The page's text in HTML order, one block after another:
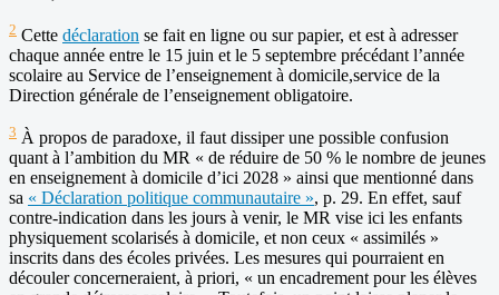
2 Cette déclaration se fait en ligne ou sur papier, et est à adresser
chaque année entre le 15 juin et le 5 septembre précédant l’année
scolaire au Service de l’enseignement à domicile,service de la
Direction générale de l’enseignement obligatoire.
3 À propos de paradoxe, il faut dissiper une possible confusion
quant à l’ambition du MR « de réduire de 50 % le nombre de jeunes
en enseignement à domicile d’ici 2028 » ainsi que mentionné dans
sa « Déclaration politique communautaire », p. 29. En effet, sauf
contre-indication dans les jours à venir, le MR vise ici les enfants
physiquement scolarisés à domicile, et non ceux « assimilés »
inscrits dans des écoles privées. Les mesures qui pourraient en
découler concerneraient, à priori, « un encadrement pour les élèves